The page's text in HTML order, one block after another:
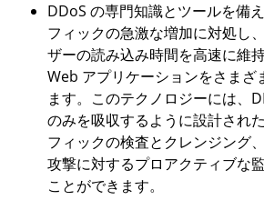
DDoS の専門知識とツールを備
フィックの急激な増加に対処し
ザーの読み込み時間を高速に維
Web アプリケーションをさまざ
ます。このテクノロジーには、
のみを吸収するように設計され
フィックの検査とクレンジング
攻撃に対するプロアクティブな
ことができます。